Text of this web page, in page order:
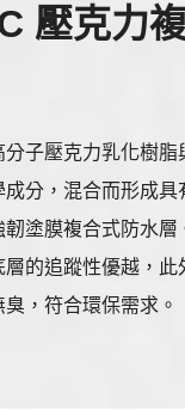
壓克力
子壓克力乳化樹脂
分，混合而形成具
塗膜複合式防水層
層的追蹤性優越，
，符合環保需求。